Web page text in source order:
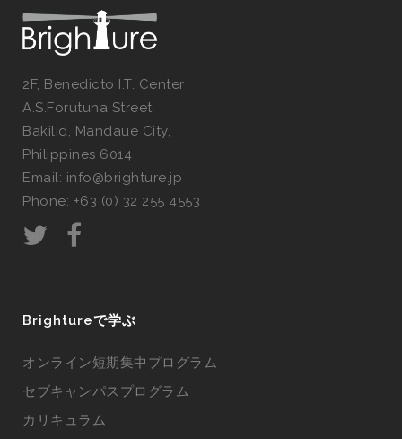
2F, Benedicto I.T. Center
A.S.Forutuna Street
Bakilid, Mandaue City,
Philippines 6014
Email: info@brighture.jp
Phone: +63 (0) 32 255 4553
Brightureで学ぶ
オンライン短期集中プログラム
セブキャンパスプログラム
カリキュラム